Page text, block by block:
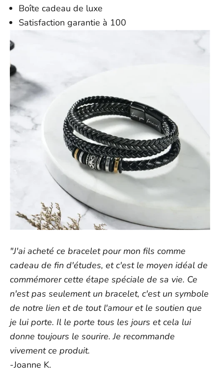
Boîte cadeau de luxe
Satisfaction garantie à 100
"J'ai acheté ce bracelet pour mon fils comme
cadeau de fin d'études, et c'est le moyen idéal de
commémorer cette étape spéciale de sa vie. Ce
n'est pas seulement un bracelet, c'est un symbole
de notre lien et de tout l'amour et le soutien que
je lui porte. Il le porte tous les jours et cela lui
donne toujours le sourire. Je recommande
vivement ce produit.
-Joanne K.